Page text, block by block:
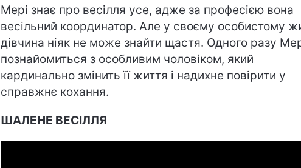
Мері знає про весілля усе, адже за професією вона
весільний координатор. Але у своєму особистому
дівчина ніяк не може знайти щастя. Одного разу
познайомиться з особливим чоловіком, який
кардинально змінить її життя і надихне повірити у
справжнє кохання.
ШАЛЕНЕ ВЕСІЛЛЯ